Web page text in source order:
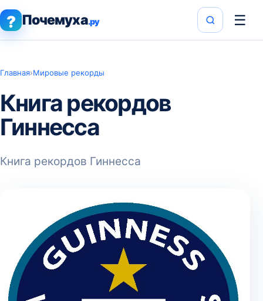
? Почемуха.ру ☰
Главная›Мировые рекорды
Книга рекордов
Гиннесса
Книга рекордов Гиннесса